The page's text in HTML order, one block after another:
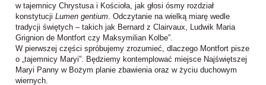
w tajemnicy Chrystusa i Kościoła, jak głosi ósmy rozdział
konstytucji Lumen gentium . Odczytanie na wielką miarę wedle
tradycji świętych – takich jak Bernard z Clairvaux, Ludwik Maria
Grignion de Montfort czy Maksymilian Kolbe”.
W pierwszej części spróbujemy zrozumieć, dlaczego Montfort pisze
o „tajemnicy Maryi”. Będziemy kontemplować miejsce Najświętszej
Maryi Panny w Bożym planie zbawienia oraz w życiu duchowym
wiernych.